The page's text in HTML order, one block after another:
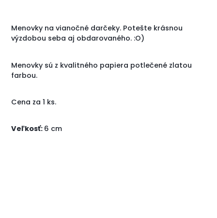
Menovky na vianočné darčeky. Potešte krásnou
výzdobou seba aj obdarovaného. :O)
Menovky sú z kvalitného papiera potlečené zlatou
farbou.
Cena za 1 ks.
Veľkosť: 6 cm